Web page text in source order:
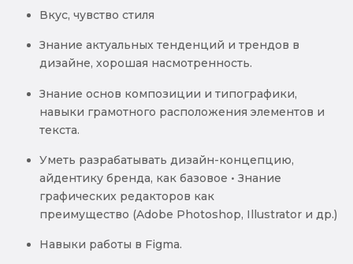
Вкус, чувство стиля
Знание актуальных тенденций и трендов в
дизайне, хорошая насмотренность.
Знание основ композиции и типографики,
навыки грамотного расположения элементов и
текста.
Уметь разрабатывать дизайн-концепцию,
айдентику бренда, как базовое • Знание
графических редакторов как
преимущество (Adobe Photoshop, Illustrator и др.)
Навыки работы в Figma.